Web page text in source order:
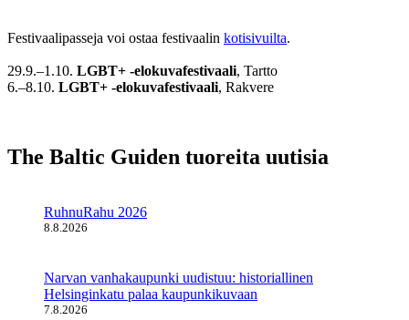
Festivaalipasseja voi ostaa festivaalin kotisivuilta.
29.9.–1.10. LGBT+ -elokuvafestivaali, Tartto
6.–8.10. LGBT+ -elokuvafestivaali, Rakvere
The Baltic Guiden tuoreita uutisia
RuhnuRahu 2026
8.8.2026
Narvan vanhakaupunki uudistuu: historiallinen
Helsinginkatu palaa kaupunkikuvaan
7.8.2026